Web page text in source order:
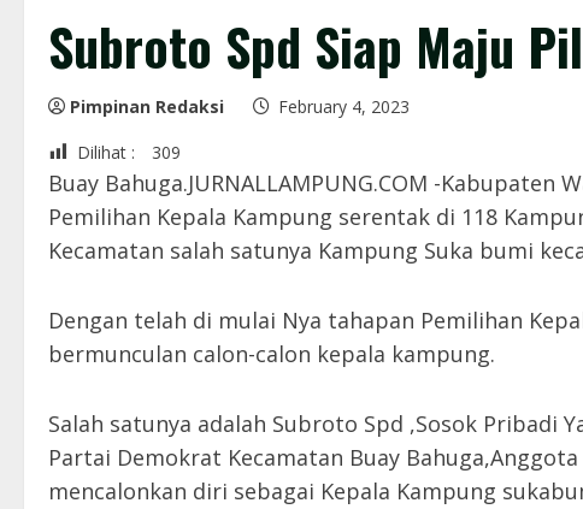
Subroto Spd Siap Maju
Pimpinan Redaksi
February 4, 2023
Dilihat :
309
Buay Bahuga.JURNALLAMPUNG.COM -
Pemilihan Kepala Kampung serentak di 118
Kecamatan salah satunya Kampung Suka bumi
Dengan telah di mulai Nya tahapan Pemilihan
bermunculan calon-calon kepala kampung.
Salah satunya adalah Subroto Spd ,Sosok Pribadi
Partai Demokrat Kecamatan Buay
mencalonkan diri sebagai Kepala Kampung